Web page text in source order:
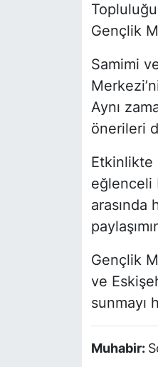
Gençlik
Samimi
Aynı
önerileri
Etkinlikte
eğlenceli
arasında
Gençlik
ve
sunmayı
Muhabir: